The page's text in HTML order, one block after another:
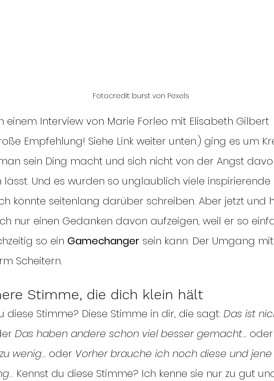
Fotocredit: burst von Pexels
einem Interview von Marie Forleo mit Elisabeth Gilbert
Empfehlung! Siehe Link weiter unten.) ging es um
sein Ding macht und sich nicht von der Angst
Und es wurden so unglaublich viele inspirierende
könnte seitenlang darüber schreiben. Aber jetzt und
nur einen Gedanken davon aufzeigen, weil er so
so ein Gamechanger sein kann: Der Umgang
Scheitern.
Stimme, die dich klein hält
diese Stimme? Diese Stimme in dir, die sagt: Das ist
Das haben andere schon viel besser gemacht… oder
wenig… oder Vorher brauche ich noch diese und jene
… Kennst du diese Stimme? Ich kenne sie nur zu gut